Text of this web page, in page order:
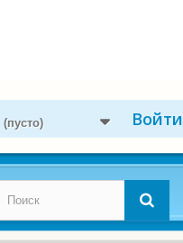
Войти
(пусто)